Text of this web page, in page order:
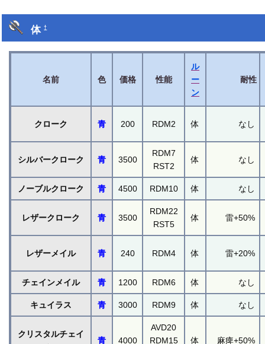
体†
名前 色 価格 性能
ル
ー
ン
耐性
クローク 青 200 RDM2 体 なし
シルバークローク 青 3500
RDM7
RST2
体 なし
ノーブルクローク 青 4500 RDM10 体 なし
レザークローク 青 3500
RDM22
RST5
体 雷+50%
レザーメイル 青 240 RDM4 体 雷+20%
チェインメイル 青 1200 RDM6 体 なし
キュイラス 青 3000 RDM9 体 なし
クリスタルチェイ
青 4000
AVD20
RDM15
体 麻痺+50%